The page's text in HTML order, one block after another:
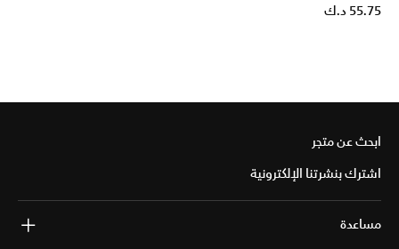
55.75 د.ك
ابحث عن متجر
اشترك بنشرتنا الإلكترونية
مساعدة